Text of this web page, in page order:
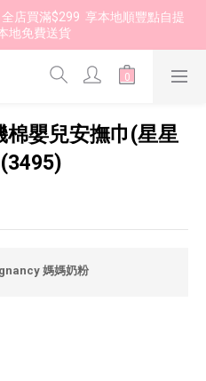
店買滿$299  享本地順豐點自提
地免費送貨
棉嬰兒安撫巾(星星
媽媽奶粉